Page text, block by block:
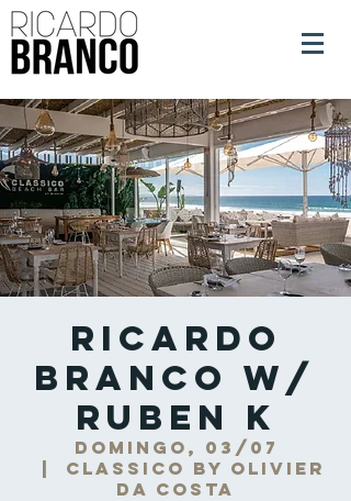
Ricardo
Branco w/
Ruben K
domingo, 03/07
Classico by Olivier
da Costa